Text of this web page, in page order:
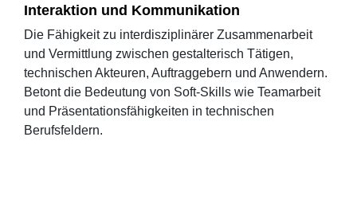
Interaktion und Kommunikation
Die Fähigkeit zu interdisziplinärer Zusammenarbeit
und Vermittlung zwischen gestalterisch Tätigen,
technischen Akteuren, Auftraggebern und Anwendern.
Betont die Bedeutung von Soft-Skills wie Teamarbeit
und Präsentationsfähigkeiten in technischen
Berufsfeldern.